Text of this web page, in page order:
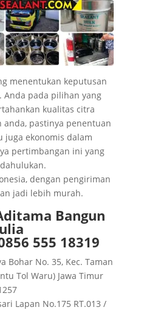
menentukan keputusan
Anda pada pilihan yang
kualitas citra
anda, pastinya penentuan
juga ekonomis dalam
pertimbangan ini yang
dengan pengiriman
jadi lebih murah.
Bangun
555 18319
Bohar No. 35, Kec. Taman
Tol Waru) Jawa Timur
Lapan No.175 RT.013 /